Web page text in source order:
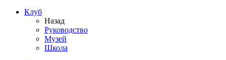
Клуб
Назад
Руководство
Музей
Школа